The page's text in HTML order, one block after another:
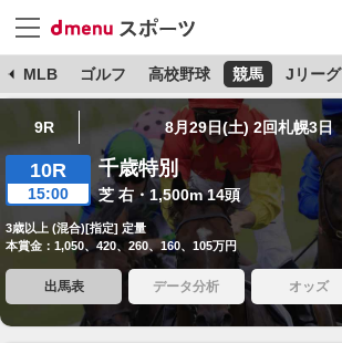
MLB ゴルフ 高校野球 競馬 Jリーグ
9R 8月29日(土) 2回札幌3日
10R
15:00
千歳特別
芝 右・1,500m 14頭
3歳以上 (混合)[指定] 定量
本賞金：1,050、420、260、160、105万円
出馬表 データ分析 オッズ